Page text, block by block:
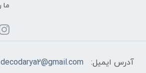
ما
آدرس ایمیل: decodarya2@gmail.com